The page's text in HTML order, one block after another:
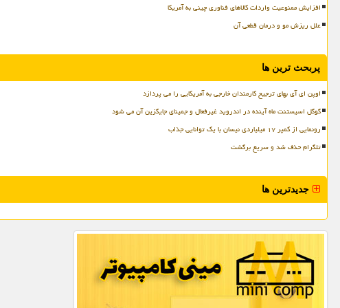
افزایش ممنوعیت واردات کالاهای فناوری چینی به آمریکا
علل ریزش مو و درمان قطعی آن
پربحث ترین ها
اوپن ای آی بهای ترجیح کارمندان خارجی به آمریکایی را می پردازد
گوگل اسیستنت ماه آینده در اندروید غیرفعال و جمینای جایگزین آن می شود
رونمایی از کمپر ۱۷ میلیاردی نیسان با یک توانایی جذاب
تلگرام حذف شد و سریع برگشت
جدیدترین ها